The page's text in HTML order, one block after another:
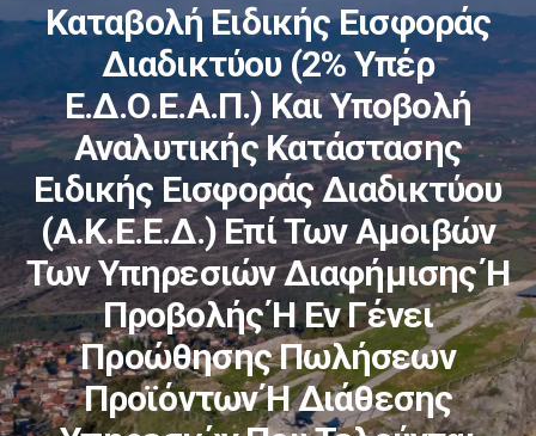
Καταβολή Ειδικής Εισφοράς
Διαδικτύου (2% Υπέρ
Ε.Δ.Ο.Ε.Α.Π.) Και Υποβολή
Αναλυτικής Κατάστασης
Ειδικής Εισφοράς Διαδικτύου
(Α.Κ.Ε.Ε.Δ.) Επί Των Αμοιβών
Των Υπηρεσιών Διαφήμισης Ή
Προβολής Ή Εν Γένει
Προώθησης Πωλήσεων
Προϊόντων Ή Διάθεσης